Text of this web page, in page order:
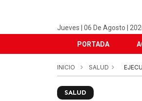
Jueves | 06 De Agosto |
PORTADA
INICIO SALUD
SALUD